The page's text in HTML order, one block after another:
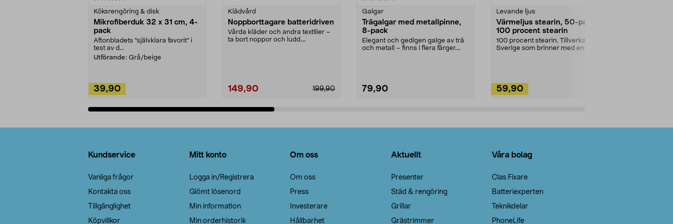
Köksrengöring & disk
Mikrofiberduk 32 x 31 cm, 4-
pack
Aftonbladets "självklara favorit” i
test av d...
Utförande: Grå/beige
39,90
Klädvård
Noppborttagare batteridriven
Vårda kläder och andra textilier –
ta bort noppor och ludd.
199,90
149,90
Galgar
Trägalgar med metallpinne,
8-pack
Elegant och gedigen galge av trä
och metall – finns i flera färger.
79,90
Levande ljus
Värmeljus stearin, 50-pack,
100 procent stearin
100 procent stearin. Tillverkade i
Sverige som brinner med en
59,90
Kundservice
Vanliga frågor
Kontakta oss
Tillgänglighet
Köpvillkor
Mitt konto
Logga in/Registrera
Glömt lösenord
Min information
Min orderhistorik
Om oss
Om oss
Press
Investerare
Hållbarhet
Aktuellt
Presenter
Städ & rengöring
Grillar
Grästrimmer
Våra bolag
Clas Fixare
Batteriexperten
Teknikdelar
PhoneLife